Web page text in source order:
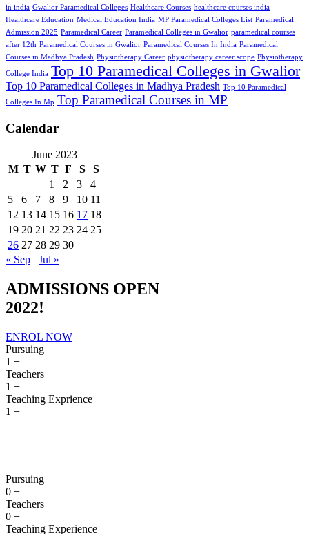
in india Gwalior Paramedical Colleges Healthcare Courses healthcare courses india
Healthcare Education Medical Education India MP Paramedical Colleges List Paramedical
Admission 2025 Paramedical Career Paramedical Colleges in Gwalior paramedical courses
after 12th Paramedical Courses in Gwalior Paramedical Courses In India Paramedical
Courses in Madhya Pradesh Physiotherapy Career physiotherapy career scope Physiotherapy
College India Top 10 Paramedical Colleges in Gwalior
Top 10 Paramedical Colleges in Madhya Pradesh Top 10 Paramedical
Colleges In Mp Top Paramedical Courses in MP
Calendar
June 2023
M T W T F S
S
1
2 3
4
5
6 7 8 9 10 11
12 13 14 15 16 17 18
19 20 21 22 23 24 25
26 27 28 29 30
« Sep
Jul »
ADMISSIONS OPEN
2022!
ENROL NOW
Pursuing
1 +
Teachers
1 +
Teaching Exprience
1 +
Pursuing
0 +
Teachers
0 +
Teaching Experience